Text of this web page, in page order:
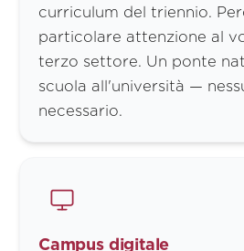
curriculum del triennio.
particolare attenzione al
terzo settore. Un ponte
scuola all'università —
necessario.
Campus digitale